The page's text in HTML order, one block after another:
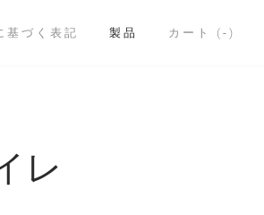
基づく表記 製品 カート ( - )
レ